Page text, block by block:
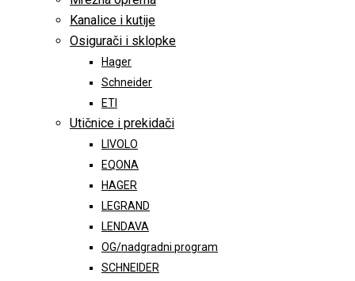
Kanalice i kutije
Osigurači i sklopke
Hager
Schneider
ETI
Utičnice i prekidači
LIVOLO
EQONA
HAGER
LEGRAND
LENDAVA
OG/nadgradni program
SCHNEIDER